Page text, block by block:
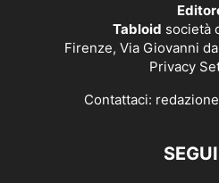
Tabloid società
Firenze, Via Giovanni
Privacy
Contattaci: